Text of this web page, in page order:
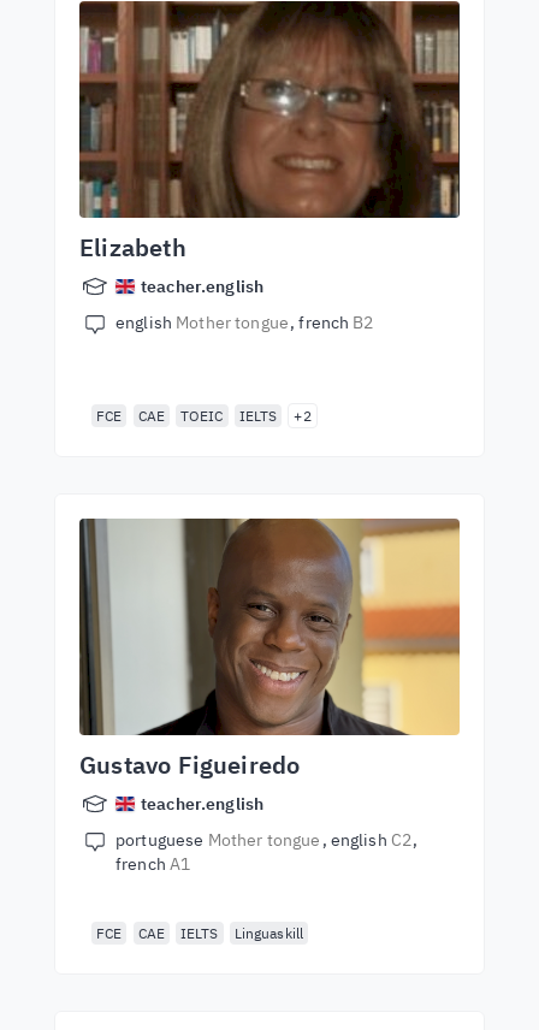
Elizabeth
teacher.english
english Mother tongue french B2
FCE CAE TOEIC IELTS +2
Gustavo Figueiredo
teacher.english
portuguese Mother tongue english C2
french A1
FCE CAE IELTS Linguaskill